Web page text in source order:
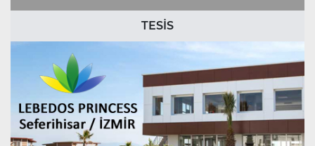
TESİS